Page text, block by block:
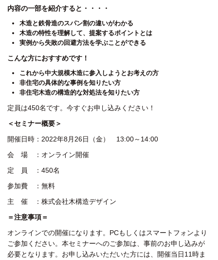
内容の一部を紹介すると・・・・
木造と鉄骨造のスパン割の違いがわかる
木造の特性を理解して、提案するポイントとは
実例から失敗の回避方法を学ぶことができる
こんな方におすすめです！
これから中大規模木造に参入しようとお考えの方
非住宅の具体的な事例を知りたい方
非住宅木造の構造的な対処法を知りたい方
定員は450名です。 今すぐお申し込みください！
＜セミナー概要＞
開催日時：2022年8月26日（金） 13:00～14:00
会 場 ：オンライン開催
定 員 ：450名
参加費 ：無料
主 催 ：株式会社木構造デザイン
＝注意事項＝
オンラインでの開催になります。PCもしくはスマートフォンより
ご参加ください。 本セミナーへのご参加は、事前のお申し込みが
必要となります。 お申し込みいただいた方には、開催当日11時ま